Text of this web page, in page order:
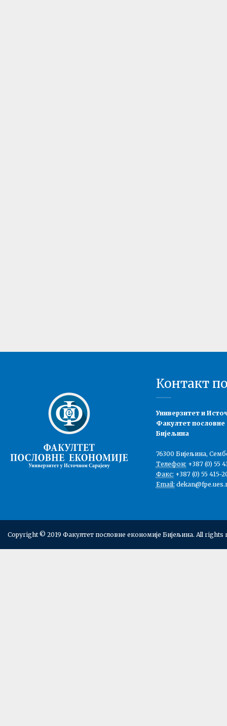
Контакт
Универзитет и
Факултет пословне
Бијељина
76300 Бијељина,
Телефон: +387 (0) 55
Факс: +387 (0) 55 415-
Email:
Copyright © 2019 Факултет пословне економије Бијељина. All rights